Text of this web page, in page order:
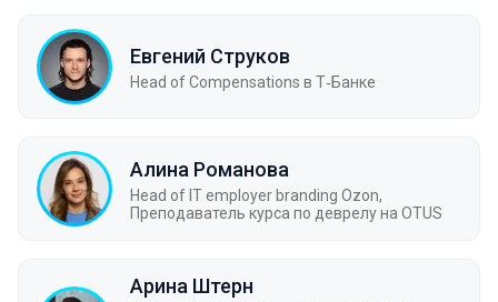
Евгений Струков
Head of Compensations в Т‑Банке
Алина Романова
Head of IT employer branding Ozon,
Преподаватель курса по деврелу на OTUS
Арина Штерн